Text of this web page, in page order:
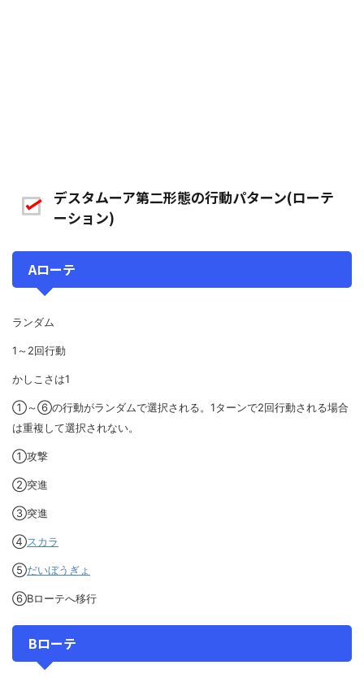
デスタムーア第二形態の行動パターン(ローテ
ーション)
Aローテ
ランダム
1～2回行動
かしこさは1
①～⑥の行動がランダムで選択される。1ターンで2回行動される場合
は重複して選択されない。
①攻撃
②突進
③突進
④スカラ
⑤だいぼうぎょ
⑥Bローテへ移行
Bローテ